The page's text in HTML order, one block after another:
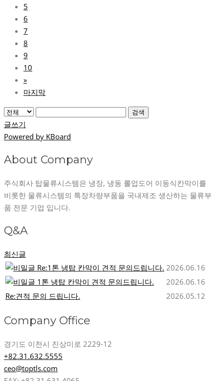
5
6
7
8
9
10
»
마지막
검색
글쓰기
Powered by KBoard
About Company
주식회사 탑물류시스템은 냉장, 냉동 롤업도어 이동식칸막이를
비롯한 물류시스템의 특장차량부품을 국내제조 생산하는 물류부
품 전문 기업 입니다.
Q&A
최신글
Re:1톤 냉탑 칸막이 견적 문의드립니다. 2026.06.16
1톤 냉탑 칸막이 견적 문의드립니다.
2026.06.16
Re:견적 문의 드립니다.
2026.05.12
Company Office
경기도 이천시 진상미로 2229-12
+82.31.632.5555
ceo@toptls.com